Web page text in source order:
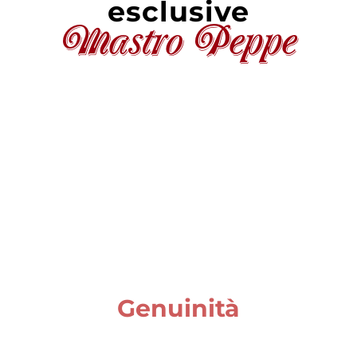
esclusive
Mastro Peppe
Genuinità